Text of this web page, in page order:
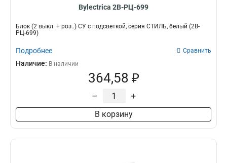
Bylectrica 2В-РЦ-699
Блок (2 выкл. + роз..) СУ с подсветкой, серия СТИЛЬ, белый (2В-
РЦ-699)
Подробнее Сравнить
Наличие: В наличии
364,58 ₽
– +
В корзину